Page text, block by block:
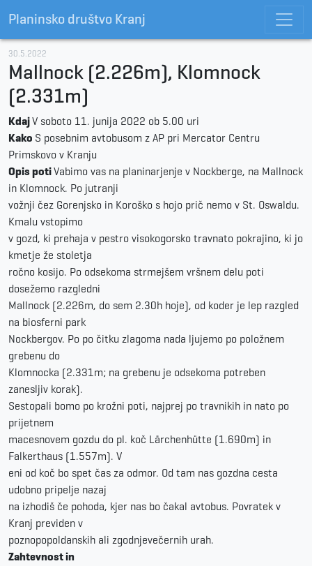
Planinsko društvo Kranj
30.5.2022
Mallnock (2.226m), Klomnock
(2.331m)
KdajV soboto 11. junija 2022 ob 5.00 uri
Kako S posebnim avtobusom z AP pri Mercator Centru
Primskovo v Kranju
Opis potiVabimo vas na planinarjenje v Nockberge, na Mallnock
in Klomnock. Po jutranji
vožnji čez Gorenjsko in Koroško s hojo prič nemo v St. Oswaldu.
Kmalu vstopimo
v gozd, ki prehaja v pestro visokogorsko travnato pokrajino, ki jo
kmetje že stoletja
ročno kosijo. Po odsekoma strmejšem vršnem delu poti
dosežemo razgledni
Mallnock (2.226m, do sem 2.30h hoje), od koder je lep razgled
na biosferni park
Nockbergov. Po po čitku zlagoma nada ljujemo po položnem
grebenu do
Klomnocka (2.331m; na grebenu je odsekoma potreben
zanesljiv korak).
Sestopali bomo po krožni poti, najprej po travnikih in nato po
prijetnem
macesnovem gozdu do pl. koč Lärchenhütte (1.690m) in
Falkerthaus (1.557m). V
eni od koč bo spet čas za odmor. Od tam nas gozdna cesta
udobno pripelje nazaj
na izhodiš če pohoda, kjer nas bo čakal avtobus. Povratek v
Kranj previden v
poznopopoldanskih ali zgodnjevečernih urah.
Zahtevnost in